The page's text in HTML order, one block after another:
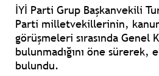
İYİ Parti Grup Başkanvekili
Parti milletvekillerinin,
görüşmeleri sırasında Genel
bulunmadığını öne sürerek,
bulundu.